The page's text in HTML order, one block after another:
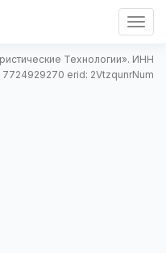
Технологии». ИНН
7724929270 erid: 2VtzqunrNum